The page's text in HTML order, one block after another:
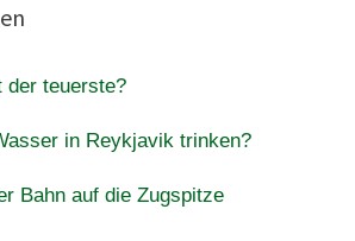
der teuerste?
in Reykjavik trinken?
Bahn auf die Zugspitze